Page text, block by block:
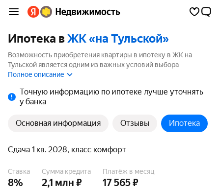
Ипотека вЖК «на Тульской»
Возможность приобретения квартиры в ипотеку в ЖК на
Тульской является одним из важных условий выбора
квартиры. На странице мы собрали программы кредитования
Полное описание
Точную информацию по ипотеке лучше уточнять
у банка
Основная информация Отзывы Ипотека
Сдача 1 кв. 2028, класс комфорт
Ставка
8%
Сумма кредита
2,1 млн ₽
Платёж в месяц
17 565 ₽